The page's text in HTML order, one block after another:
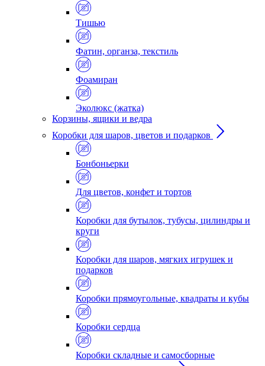
Тишью
Фатин, органза, текстиль
Фоамиран
Эколюкс (жатка)
Корзины, ящики и ведра
Коробки для шаров, цветов и подарков
Бонбоньерки
Для цветов, конфет и тортов
Коробки для бутылок, тубусы, цилиндры и
круги
Коробки для шаров, мягких игрушек и
подарков
Коробки прямоугольные, квадраты и кубы
Коробки сердца
Коробки складные и самосборные